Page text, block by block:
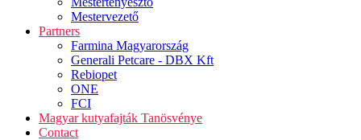
Mestervezető
Partners
Farmina Magyarország
Generali Petcare - DBX Kft
Rebiopet
ONE
FCI
Magyar kutyafajták Tanösvénye
Contact